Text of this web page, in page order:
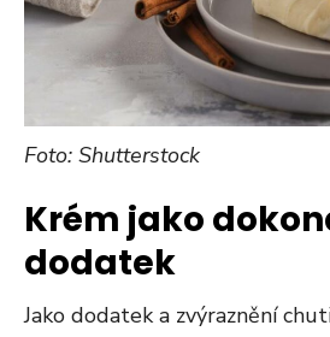
Foto: Shutterstock
Krém jako
dodatek
Jako dodatek a zvýraznění